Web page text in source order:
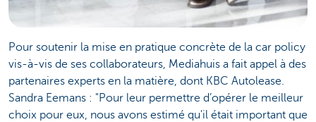
Pour soutenir la mise en pratique concrète de la car policy
vis-à-vis de ses collaborateurs, Mediahuis a fait appel à des
partenaires experts en la matière, dont KBC Autolease.
Sandra Eemans : "Pour leur permettre d’opérer le meilleur
choix pour eux, nous avons estimé qu'il était important que